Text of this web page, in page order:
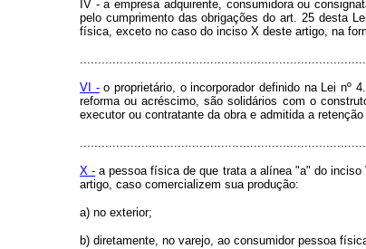
IV - a empresa adquirente, consumidora ou
pelo cumprimento das obrigações do art. 25 desta
física, exceto no caso do inciso X deste artigo,
VI -o proprietário, o incorporador definido na Lei nº
reforma ou acréscimo, são solidários com o
executor ou contratante da obra e admitida a
X - a pessoa física de que trata a alínea "a" do
artigo, caso comercializem sua produção:
a) no exterior;
b) diretamente, no varejo, ao consumidor pessoa